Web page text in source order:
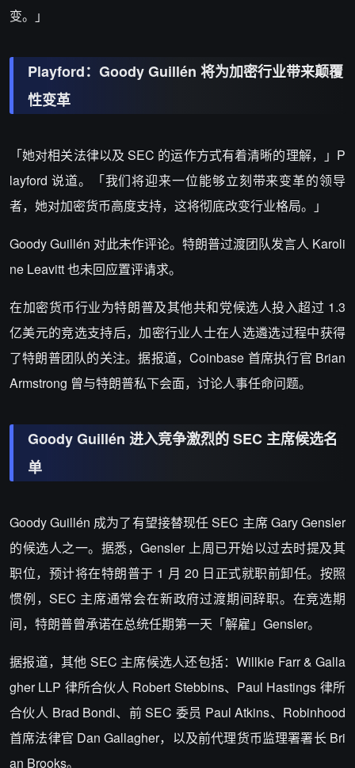
变。」
Playford：Goody Guillén 将为加密行业带来颠覆
性变革
「她对相关法律以及 SEC 的运作方式有着清晰的理解，」P
layford 说道。「我们将迎来一位能够立刻带来变革的领导
者，她对加密货币高度支持，这将彻底改变行业格局。」
Goody Guillén 对此未作评论。特朗普过渡团队发言人 Karoli
ne Leavitt 也未回应置评请求。
在加密货币行业为特朗普及其他共和党候选人投入超过 1.3
亿美元的竞选支持后，加密行业人士在人选遴选过程中获得
了特朗普团队的关注。据报道，Coinbase 首席执行官 Brian
Armstrong 曾与特朗普私下会面，讨论人事任命问题。
Goody Guillén 进入竞争激烈的 SEC 主席候选名
单
Goody Guillén 成为了有望接替现任 SEC 主席 Gary Gensler
的候选人之一。据悉，Gensler 上周已开始以过去时提及其
职位，预计将在特朗普于 1 月 20 日正式就职前卸任。按照
惯例，SEC 主席通常会在新政府过渡期间辞职。在竞选期
间，特朗普曾承诺在总统任期第一天「解雇」Gensler。
据报道，其他 SEC 主席候选人还包括：Willkie Farr & Galla
gher LLP 律所合伙人 Robert Stebbins、Paul Hastings 律所
合伙人 Brad Bondi、前 SEC 委员 Paul Atkins、Robinhood
首席法律官 Dan Gallagher，以及前代理货币监理署署长 Bri
an Brooks。